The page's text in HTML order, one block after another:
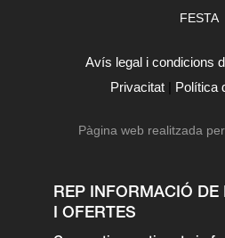
FESTA
Avís legal i condicions
Privacitat | Política
Pàgina web realitzada
REP INFORMACIÓ DE
I OFERTES